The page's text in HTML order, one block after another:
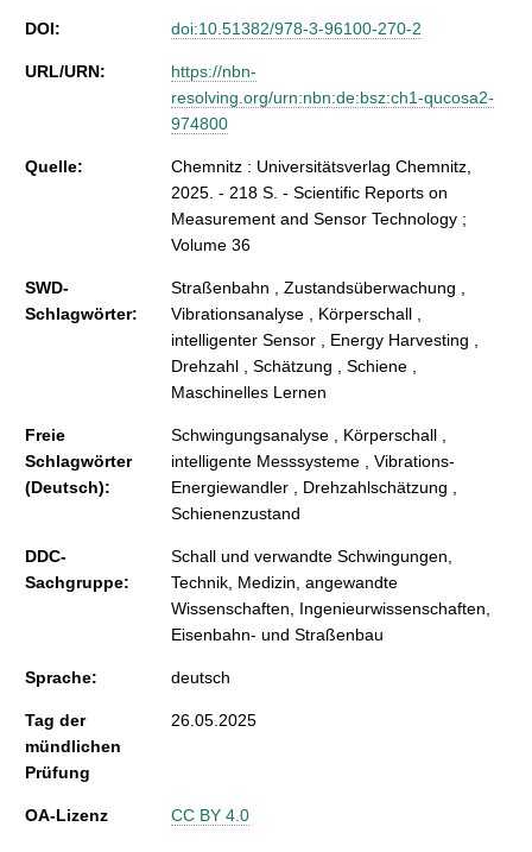
DOI: doi:10.51382/978-3-96100-270-2
URL/URN:
https://nbn-
resolving.org/urn:nbn:de:bsz:ch1-qucosa2-
974800
Quelle:
Chemnitz : Universitätsverlag Chemnitz,
2025. - 218 S. - Scientific Reports on
Measurement and Sensor Technology ;
Volume 36
SWD-
Schlagwörter:
Straßenbahn , Zustandsüberwachung ,
Vibrationsanalyse , Körperschall ,
intelligenter Sensor , Energy Harvesting ,
Drehzahl , Schätzung , Schiene ,
Maschinelles Lernen
Freie
Schlagwörter
(Deutsch):
Schwingungsanalyse , Körperschall ,
intelligente Messsysteme , Vibrations-
Energiewandler , Drehzahlschätzung ,
Schienenzustand
DDC-
Sachgruppe:
Schall und verwandte Schwingungen,
Technik, Medizin, angewandte
Wissenschaften, Ingenieurwissenschaften,
Eisenbahn- und Straßenbau
Sprache: deutsch
Tag der
mündlichen
Prüfung
26.05.2025
OA-Lizenz CC BY 4.0